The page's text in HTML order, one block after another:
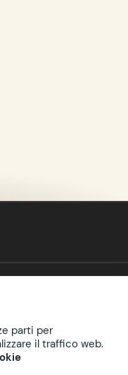
riproducibili con licenza
parti per
il traffico web.